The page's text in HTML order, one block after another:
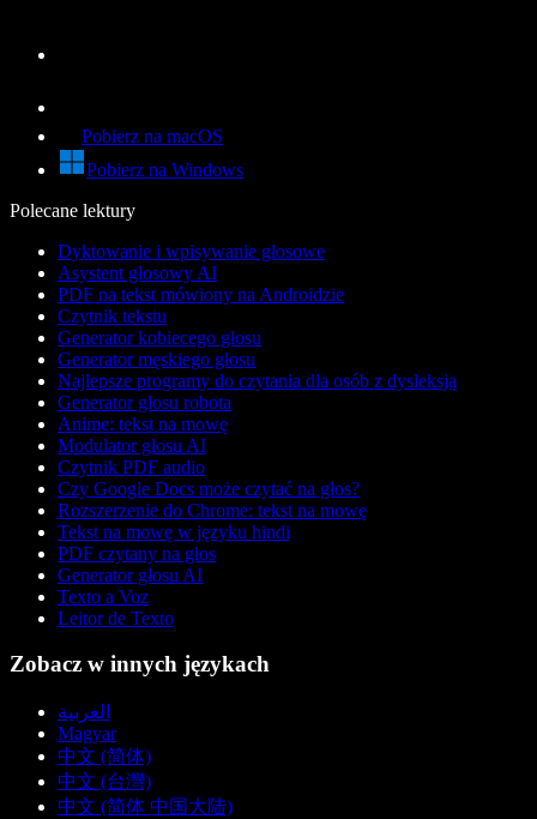
Pobierz na macOS
Pobierz na Windows
Polecane lektury
Dyktowanie i wpisywanie głosowe
Asystent głosowy AI
PDF na tekst mówiony na Androidzie
Czytnik tekstu
Generator kobiecego głosu
Generator męskiego głosu
Najlepsze programy do czytania dla osób z dysleksją
Generator głosu robota
Anime: tekst na mowę
Modulator głosu AI
Czytnik PDF audio
Czy Google Docs może czytać na głos?
Rozszerzenie do Chrome: tekst na mowę
Tekst na mowę w języku hindi
PDF czytany na głos
Generator głosu AI
Texto a Voz
Leitor de Texto
Zobacz w innych językach
العربية
Magyar
中文 (简体)
中文 (台灣)
中文 (简体 中国大陆)